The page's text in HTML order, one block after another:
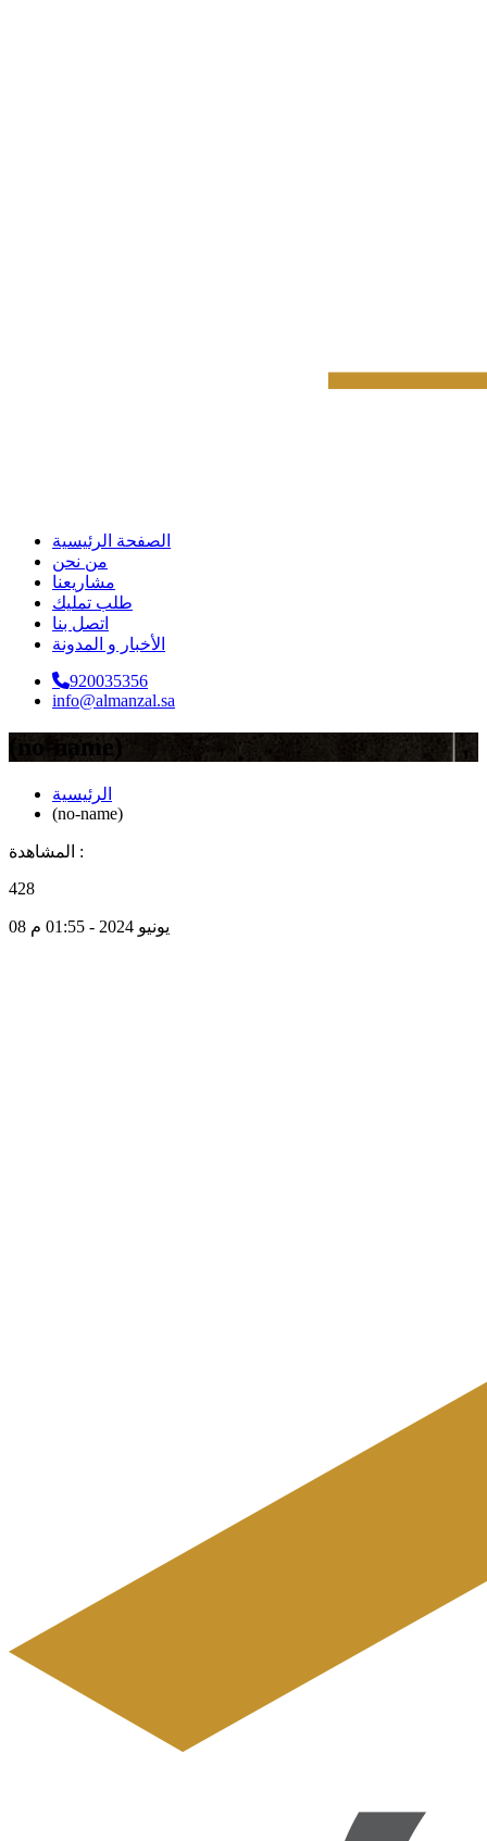
الصفحة الرئيسية
من نحن
مشاريعنا
طلب تمليك
اتصل بنا
الأخبار و المدونة
920035356
info@almanzal.sa
(no-name)
الرئيسية
(no-name)
المشاهدة :
428
08 يونيو 2024 - 01:55 م